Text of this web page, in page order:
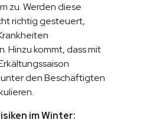
zu. Werden diese
richtig gesteuert,
Hinzu kommt, dass mit
den Beschäftigten
im Winter: